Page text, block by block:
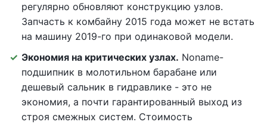
регулярно обновляют конструкцию узлов.
Запчасть к комбайну 2015 года может не встать
на машину 2019-го при одинаковой модели.
Экономия на критических узлах. Noname-
подшипник в молотильном барабане или
дешевый сальник в гидравлике - это не
экономия, а почти гарантированный выход из
строя смежных систем. Стоимость